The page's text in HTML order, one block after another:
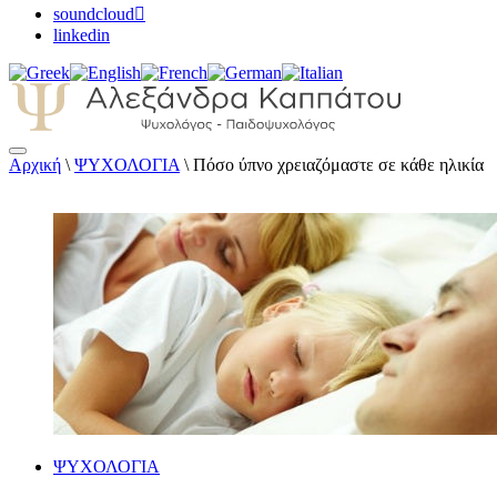
soundcloud
linkedin
Αλεξάνδρα Καππάτου Ψυχολόγος –
Αρχική \ ΨΥΧΟΛΟΓΙΑ \ Πόσο ύπνο χρειαζόμαστε σε κάθε ηλικία
ΨΥΧΟΛΟΓΙΑ